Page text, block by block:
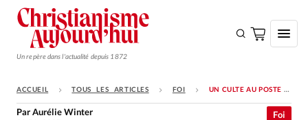
Un repère dans l'actualité depuis 1872
S'ABONNER
ACCUEIL TOUS LES ARTICLES FOI UN CULTE AU POSTE MISSIONNAIRE LATINO DE L’ARMÉE DU SALUT DE GENÈVE
Foi
ParAurélie Winter